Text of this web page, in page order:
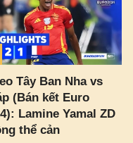
Tây Ban Nha vs
(Bán kết Euro
Lamine Yamal ZD
thể cản